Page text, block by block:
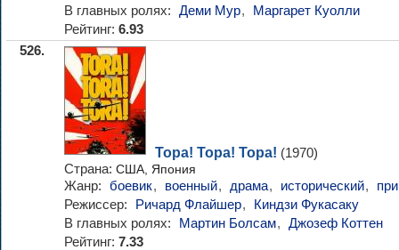
В главных ролях: Деми Мур,
Маргарет Куолли
Рейтинг: 6.93
526.
Тора! Тора! Тора! (1970)
Страна: США, Япония
Жанр: боевик, военный, драма, исторический,
Режиссер:
Ричард Флайшер,
Киндзи Фукасаку
В главных ролях:
Мартин Болсам, Джозеф Коттен
Рейтинг: 7.33